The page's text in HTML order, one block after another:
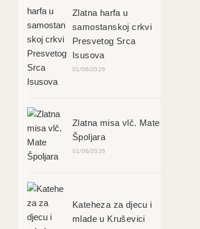
Zlatna harfa u
samostanskoj crkvi
Presvetog Srca
Isusova
01/06/2026
Zlatna misa vlč. Mate
Špoljara
01/06/2026
Kateheza za djecu i
mlade u Kruševici